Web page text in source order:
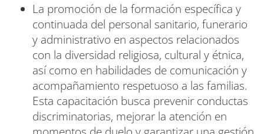
La promoción de la formación específica y
continuada del personal sanitario, funerario
y administrativo en aspectos relacionados
con la diversidad religiosa, cultural y étnica,
así como en habilidades de comunicación y
acompañamiento respetuoso a las familias.
Esta capacitación busca prevenir conductas
discriminatorias, mejorar la atención en